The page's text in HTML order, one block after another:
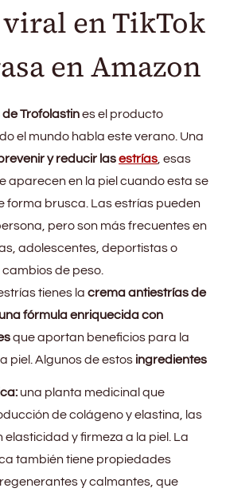
en TikTok
en Amazon
Trofolastines el producto
el mundo habla este verano. Una
y reducir lasestrías , esas
aparecen en la piel cuando esta se
forma brusca. Las estrías pueden
pero son más frecuentes en
adolescentes, deportistas o
de peso.
tienes la crema antiestrías de
fórmula enriquecida con
que aportan beneficios para la
piel. Algunos de estos ingredientes
una planta medicinal que
de colágeno y elastina, las
y firmeza a la piel. La
también tiene propiedades
y calmantes, que